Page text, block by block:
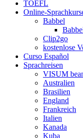
TOEFL
Online-
Babbel
Clip2go
kostenlose
Curso Español
Sprachreisen
VISUM
Australien
Brasilien
England
Frankreich
Italien
Kanada
Kuba